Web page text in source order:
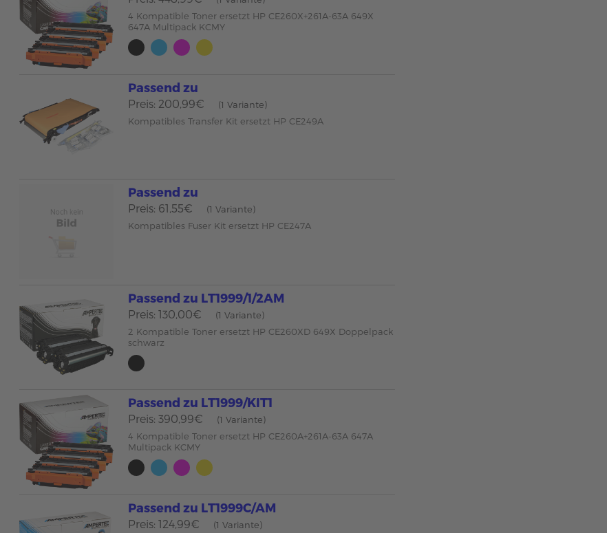
4 Kompatible Toner ersetzt HP CE260X+261A-63A 649X
647A Multipack KCMY
Passend zu
Preis: 200,99€
(1 Variante)
Kompatibles Transfer Kit ersetzt HP CE249A
Passend zu
Preis: 61,55€
(1 Variante)
Kompatibles Fuser Kit ersetzt HP CE247A
Passend zu LT1999/1/2AM
Preis: 130,00€
(1 Variante)
2 Kompatible Toner ersetzt HP CE260XD 649X Doppelpack
schwarz
Passend zu LT1999/KIT1
Preis: 390,99€
(1 Variante)
4 Kompatible Toner ersetzt HP CE260A+261A-63A 647A
Multipack KCMY
Passend zu LT1999C/AM
Preis: 124,99€ (1 Variante)